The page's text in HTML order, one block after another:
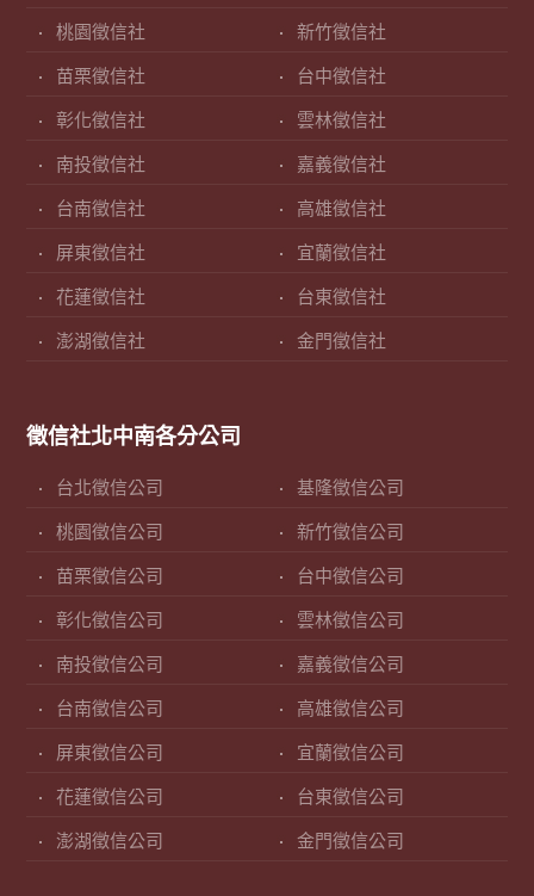
桃園徵信社 新竹徵信社
苗栗徵信社 台中徵信社
彰化徵信社 雲林徵信社
南投徵信社 嘉義徵信社
台南徵信社 高雄徵信社
屏東徵信社 宜蘭徵信社
花蓮徵信社 台東徵信社
澎湖徵信社 金門徵信社
徵信社北中南各分公司
台北徵信公司 基隆徵信公司
桃園徵信公司 新竹徵信公司
苗栗徵信公司 台中徵信公司
彰化徵信公司 雲林徵信公司
南投徵信公司 嘉義徵信公司
台南徵信公司 高雄徵信公司
屏東徵信公司 宜蘭徵信公司
花蓮徵信公司 台東徵信公司
澎湖徵信公司 金門徵信公司